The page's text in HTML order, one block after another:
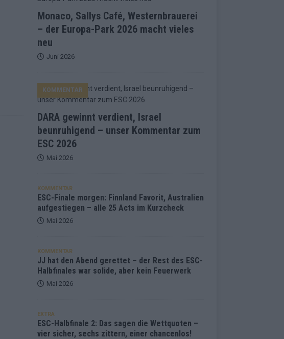
Monaco, Sallys Café, Westernbrauerei
– der Europa-Park 2026 macht vieles
neu
Juni 2026
DARA gewinnt verdient, Israel
beunruhigend – unser Kommentar zum
ESC 2026
KOMMENTAR
Mai 2026
KOMMENTAR
ESC-Finale morgen: Finnland Favorit, Australien
aufgestiegen – alle 25 Acts im Kurzcheck
Mai 2026
KOMMENTAR
JJ hat den Abend gerettet – der Rest des ESC-
Halbfinales war solide, aber kein Feuerwerk
Mai 2026
EXTRA
ESC-Halbfinale 2: Das sagen die Wettquoten –
vier sicher, sechs zittern, einer chancenlos!